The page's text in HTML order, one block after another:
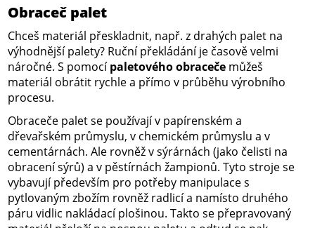
Obraceč palet
Chceš materiál přeskladnit, např. z drahých palet na
výhodnější palety? Ruční překládání je časově velmi
náročné. S pomocípaletového obraceče můžeš
materiál obrátit rychle a přímo v průběhu výrobního
procesu.
Obraceče palet se používají v papírenském a
dřevařském průmyslu, v chemickém průmyslu a v
cementárnách. Ale rovněž v sýrárnách (jako čelisti na
obracení sýrů) a v pěstírnách žampionů. Tyto stroje se
vybavují především pro potřeby manipulace s
pytlovaným zbožím rovněž radlicí a namísto druhého
páru vidlic nakládací plošinou. Takto se přepravovaný